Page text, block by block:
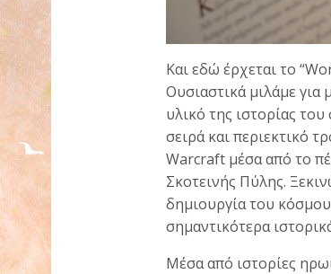
Και εδώ έρχεται το
Ουσιαστικά μιλάμε για
υλικό της ιστορίας
σειρά και περιεκτικό
Warcraft μέσα από το
Σκοτεινής Πύλης.
δημιουργία του
σημαντικότερα
Μέσα από ιστορίες